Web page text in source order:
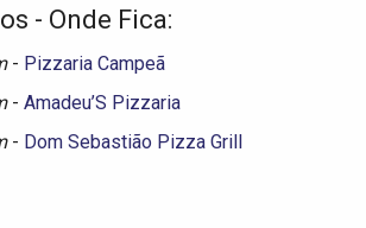
- Onde Fica:
- Pizzaria Campeã
- Amadeu’S Pizzaria
- Dom Sebastião Pizza Grill